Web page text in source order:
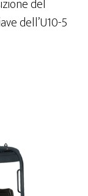
del
dell’U10-5